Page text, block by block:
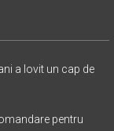
a lovit un cap de
pentru